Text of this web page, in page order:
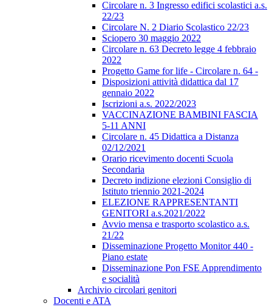
Circolare n. 3 Ingresso edifici scolastici a.s.
22/23
Circolare N. 2 Diario Scolastico 22/23
Sciopero 30 maggio 2022
Circolare n. 63 Decreto legge 4 febbraio
2022
Progetto Game for life - Circolare n. 64 -
Disposizioni attività didattica dal 17
gennaio 2022
Iscrizioni a.s. 2022/2023
VACCINAZIONE BAMBINI FASCIA
5-11 ANNI
Circolare n. 45 Didattica a Distanza
02/12/2021
Orario ricevimento docenti Scuola
Secondaria
Decreto indizione elezioni Consiglio di
Istituto triennio 2021-2024
ELEZIONE RAPPRESENTANTI
GENITORI a.s.2021/2022
Avvio mensa e trasporto scolastico a.s.
21/22
Disseminazione Progetto Monitor 440 -
Piano estate
Disseminazione Pon FSE Apprendimento
e socialità
Archivio circolari genitori
Docenti e ATA